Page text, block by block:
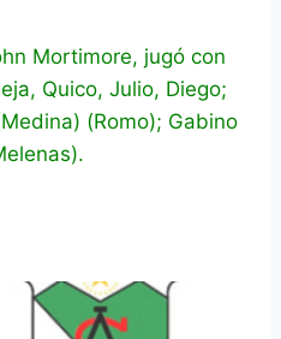
Mortimore, jugó con
Quico, Julio, Diego;
(Romo); Gabino